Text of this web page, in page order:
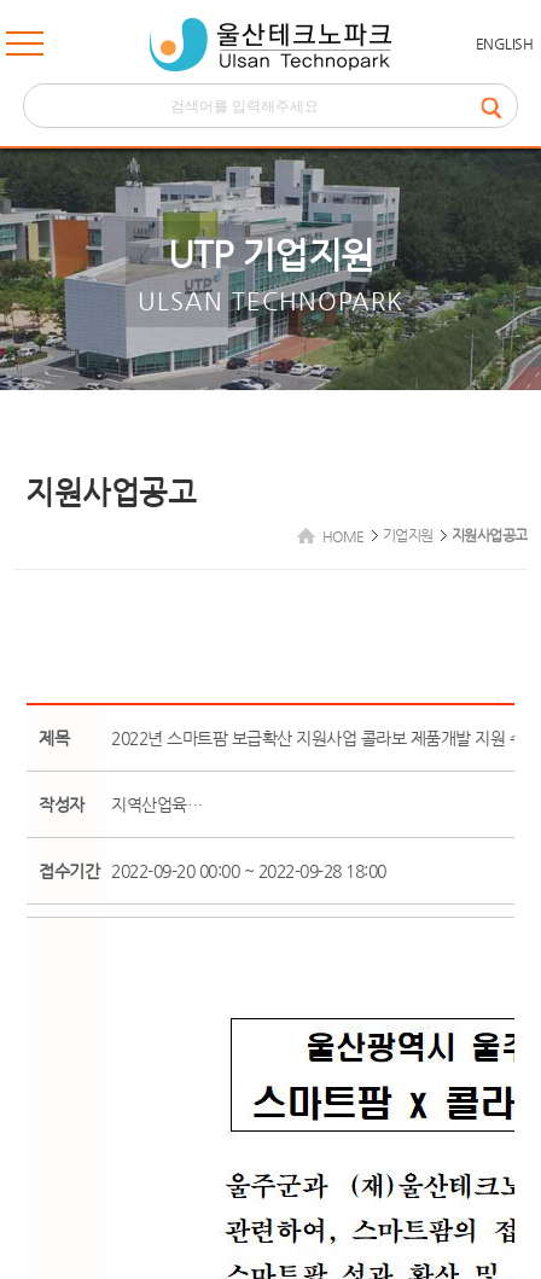
ENGLISH
UTP 기업지원
ULSAN TECHNOPARK
지원사업공고
HOME 기업지원 지원사업공고
제목 2022년 스마트팜 보급확산 지원사업 콜라보 제품개발 지원 수
작성자 지역산업육…
접수기간 2022-09-20 00:00 ~ 2022-09-28 18:00